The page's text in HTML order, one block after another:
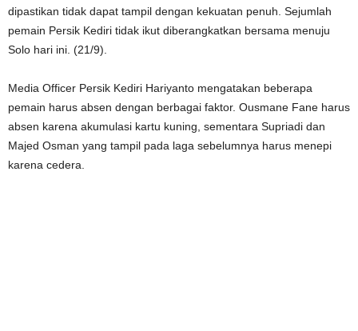
dipastikan tidak dapat tampil dengan kekuatan penuh. Sejumlah
pemain Persik Kediri tidak ikut diberangkatkan bersama menuju
Solo hari ini. (21/9).
Media Officer Persik Kediri Hariyanto mengatakan beberapa
pemain harus absen dengan berbagai faktor. Ousmane Fane harus
absen karena akumulasi kartu kuning, sementara Supriadi dan
Majed Osman yang tampil pada laga sebelumnya harus menepi
karena cedera.